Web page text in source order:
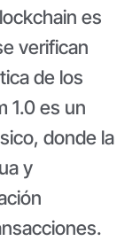
es
verifican
de los
1.0 es un
donde la
y